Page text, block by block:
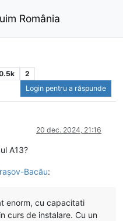
România
2
Login pentru a răspunde
20 dec. 2024, 21:16
A13?
Bacău:
enorm, cu capacitati
curs de instalare. Cu un